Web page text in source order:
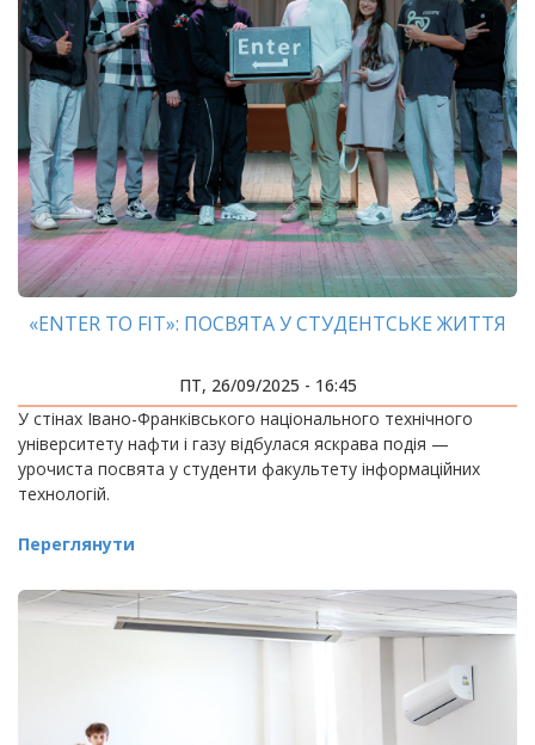
«ENTER TO FIT»: ПОСВЯТА У СТУДЕНТСЬКЕ ЖИТТЯ
ПТ, 26/09/2025 - 16:45
У стінах Івано-Франківського національного технічного
університету нафти і газу відбулася яскрава подія —
урочиста посвята у студенти факультету інформаційних
технологій.
Переглянути